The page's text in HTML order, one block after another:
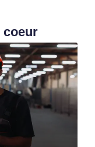
coeur